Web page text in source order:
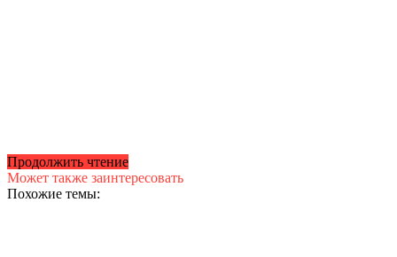
Продолжить чтение
Может также заинтересовать
Похожие темы: